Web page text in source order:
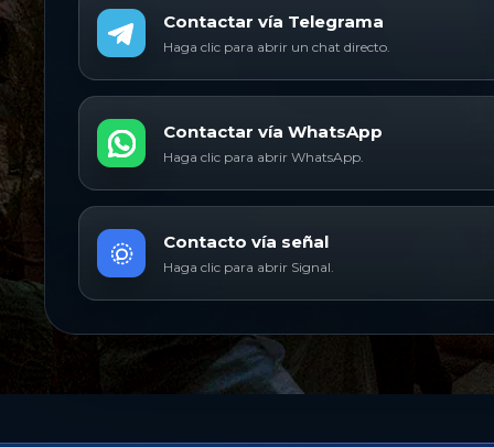
Contactar vía Telegrama
Haga clic para abrir un chat directo.
Contactar vía WhatsApp
Haga clic para abrir WhatsApp.
Contacto vía señal
Haga clic para abrir Signal.